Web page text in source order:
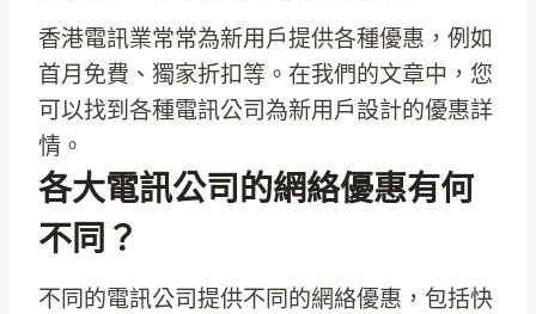
香港電訊業常常為新用戶提供各種優惠，例如
首月免費、獨家折扣等。在我們的文章中，您
可以找到各種電訊公司為新用戶設計的優惠詳
情。
各大電訊公司的網絡優惠有何
不同？
不同的電訊公司提供不同的網絡優惠，包括快